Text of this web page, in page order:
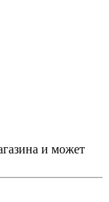
и может